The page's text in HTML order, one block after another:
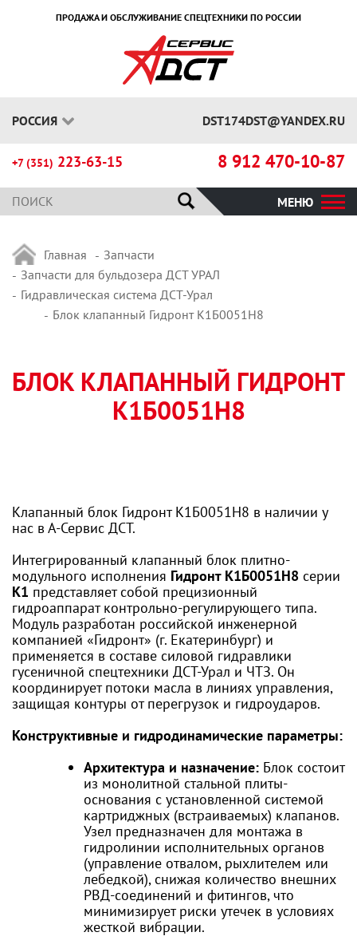
ПРОДАЖА И ОБСЛУЖИВАНИЕ СПЕЦТЕХНИКИ ПО РОССИИ
РОССИЯ DST174DST@YANDEX.RU
+7 (351) 223-63-15 8 912 470-10-87
МЕНЮ
Главная
Запчасти
Запчасти для бульдозера ДСТ УРАЛ
Гидравлическая система ДСТ-Урал
Блок клапанный Гидронт К1Б0051Н8
БЛОК КЛАПАННЫЙ ГИДРОНТ
К1Б0051Н8
Клапанный блок Гидронт К1Б0051Н8 в наличии у
нас в А-Сервис ДСТ.
Интегрированный клапанный блок плитно-
модульного исполнения Гидронт К1Б0051Н8 серии
К1 представляет собой прецизионный
гидроаппарат контрольно-регулирующего типа.
Модуль разработан российской инженерной
компанией «Гидронт» (г. Екатеринбург) и
применяется в составе силовой гидравлики
гусеничной спецтехники ДСТ-Урал и ЧТЗ. Он
координирует потоки масла в линиях управления,
защищая контуры от перегрузок и гидроударов.
Конструктивные и гидродинамические параметры:
Архитектура и назначение: Блок состоит
из монолитной стальной плиты-
основания с установленной системой
картриджных (встраиваемых) клапанов.
Узел предназначен для монтажа в
гидролинии исполнительных органов
(управление отвалом, рыхлителем или
лебедкой), снижая количество внешних
РВД-соединений и фитингов, что
минимизирует риски утечек в условиях
жесткой вибрации.